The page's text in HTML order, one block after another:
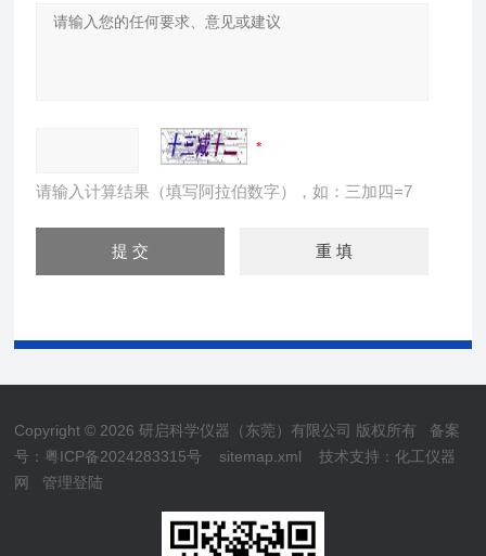
请输入计算结果（填写阿拉伯数字），如：三加四=7
Copyright © 2026 研启科学仪器（东莞）有限公司 版权所有 备案
号：粤ICP备2024283315号
sitemap.xml 技术支持：化工仪器
网
管理登陆